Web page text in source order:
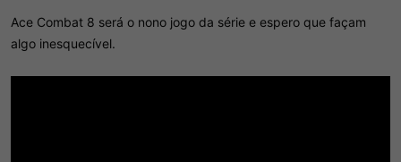
Ace Combat 8 será o nono jogo da série e espero que façam
algo inesquecível.